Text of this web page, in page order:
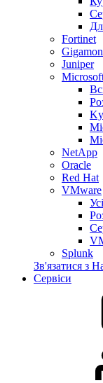
Fortinet
Gigamon
Juniper
NetApp
Oracle
Red Hat
VMware
Splunk
Зв'язатися з
Сервіси